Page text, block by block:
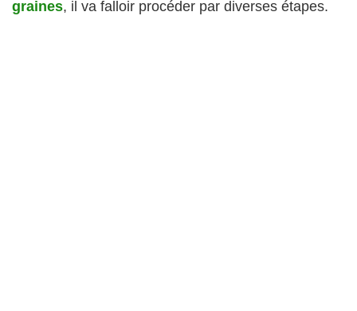
graines, il va falloir procéder par diverses étapes.